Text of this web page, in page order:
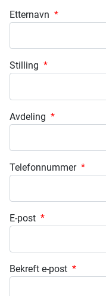
Etternavn *
Stilling *
Avdeling *
Telefonnummer *
E-post *
Bekreft e-post *